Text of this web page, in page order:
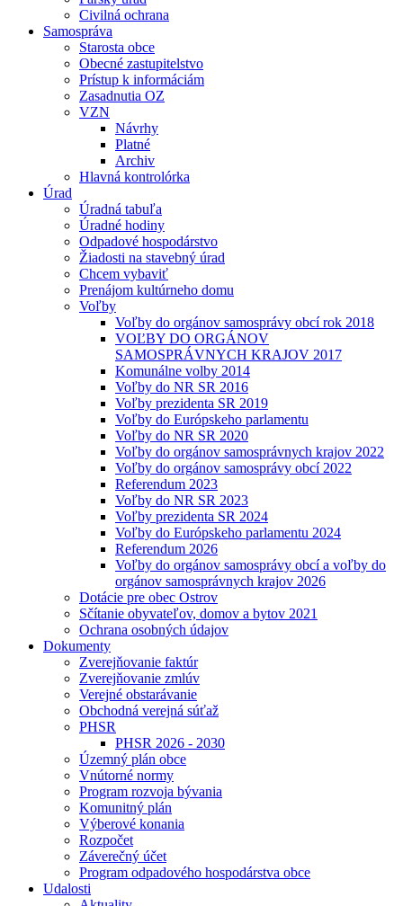
Civilná ochrana
Samospráva
Starosta obce
Obecné zastupitelstvo
Prístup k informáciám
Zasadnutia OZ
VZN
Návrhy
Platné
Archiv
Hlavná kontrolórka
Úrad
Úradná tabuľa
Úradné hodiny
Odpadové hospodárstvo
Žiadosti na stavebný úrad
Chcem vybaviť
Prenájom kultúrneho domu
Voľby
Voľby do orgánov samosprávy obcí rok 2018
VOĽBY DO ORGÁNOV
SAMOSPRÁVNYCH KRAJOV 2017
Komunálne volby 2014
Voľby do NR SR 2016
Voľby prezidenta SR 2019
Voľby do Európskeho parlamentu
Voľby do NR SR 2020
Voľby do orgánov samosprávnych krajov 2022
Voľby do orgánov samosprávy obcí 2022
Referendum 2023
Voľby do NR SR 2023
Voľby prezidenta SR 2024
Voľby do Európskeho parlamentu 2024
Referendum 2026
Voľby do orgánov samosprávy obcí a voľby do
orgánov samosprávnych krajov 2026
Dotácie pre obec Ostrov
Sčítanie obyvateľov, domov a bytov 2021
Ochrana osobných údajov
Dokumenty
Zverejňovanie faktúr
Zverejňovanie zmlúv
Verejné obstarávanie
Obchodná verejná súťaž
PHSR
PHSR 2026 - 2030
Územný plán obce
Vnútorné normy
Program rozvoja bývania
Komunitný plán
Výberové konania
Rozpočet
Záverečný účet
Program odpadového hospodárstva obce
Udalosti